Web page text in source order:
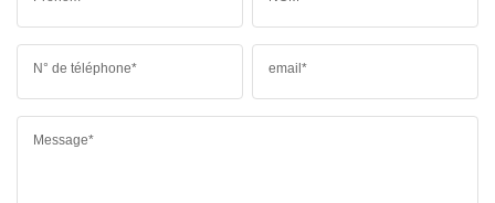
N° de téléphone* email*
Message*